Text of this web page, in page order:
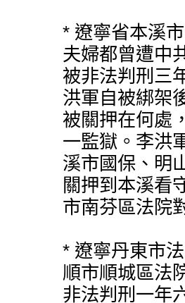
* 遼寧省本溪
夫婦都曾遭中
被非法判刑三
洪軍自被綁架
被關押在何處
一監獄。李洪
溪市國保、明
關押到本溪看
市南芬區法院
* 遼寧丹東市
順市順城區法
非法判刑一年